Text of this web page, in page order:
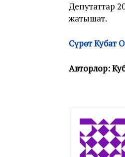
Депутаттар
жатышат.
Сүрөт Кубат
Авторлор: